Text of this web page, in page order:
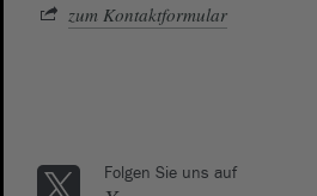
zum Kontaktformular
Folgen Sie uns auf